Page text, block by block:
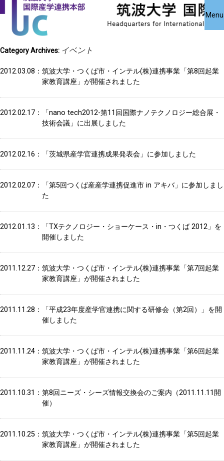
Menu
Close
国際産学連携
本部について
国際産学連携
本部公募事業
共同研究受
究・知的財
Category Archives: イベント
2012.03.08
筑波大学・つくば市・インテル(株)連携事業「第8回起業
家教育講座」が開催されました
2012.02.17
「nano tech2012-第11回国際ナノテクノロジー総合展・
技術会議」に出展しました
2012.02.16 「茨城県産学官連携成果発表会」に参加しました
2012.02.07
「第5回つくば産産学連携促進市 in アキバ」に参加しまし
た
2012.01.13
「TXテクノロジー・ショーケース・in・つくば 2012」を
開催しました
2011.12.27
筑波大学・つくば市・インテル(株)連携事業「第7回起業
家教育講座」が開催されました
2011.11.28
「平成23年度産学官連携に関する研修会（第2回）」を開
催しました
2011.11.24
筑波大学・つくば市・インテル(株)連携事業「第6回起業
家教育講座」が開催されました
2011.10.31
第8回ニーズ・シーズ情報交換会のご案内（2011.11.11開
催）
2011.10.25
筑波大学・つくば市・インテル(株)連携事業「第5回起業
家教育講座」が開催されました